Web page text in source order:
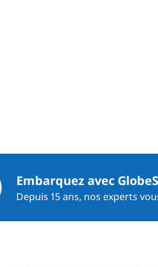
Embarquez avec
Depuis 15 ans, nos experts